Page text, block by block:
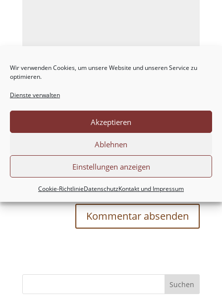
Wir verwenden Cookies, um unsere Website und unseren Service zu
optimieren.
Dienste verwalten
Akzeptieren
Ablehnen
Einstellungen anzeigen
Cookie-RichtlinieDatenschutzKontakt und Impressum
Meinen Namen, meine E-Mail-Adresse und
meine Website in diesem Browser für die nächste
Kommentierung speichern.